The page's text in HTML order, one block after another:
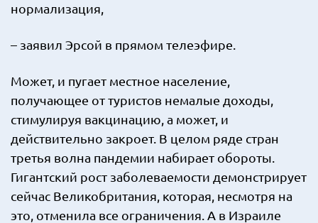
нормализация,
– заявил Эрсой в прямом телеэфире.
Может, и пугает местное население,
получающее от туристов немалые доходы,
стимулируя вакцинацию, а может, и
действительно закроет. В целом ряде стран
третья волна пандемии набирает обороты.
Гигантский рост заболеваемости демонстрирует
сейчас Великобритания, которая, несмотря на
это, отменила все ограничения. А в Израиле